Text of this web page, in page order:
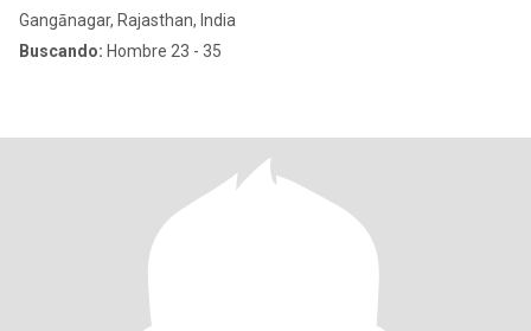
Gangānagar, Rajasthan, India
Buscando: Hombre 23 - 35